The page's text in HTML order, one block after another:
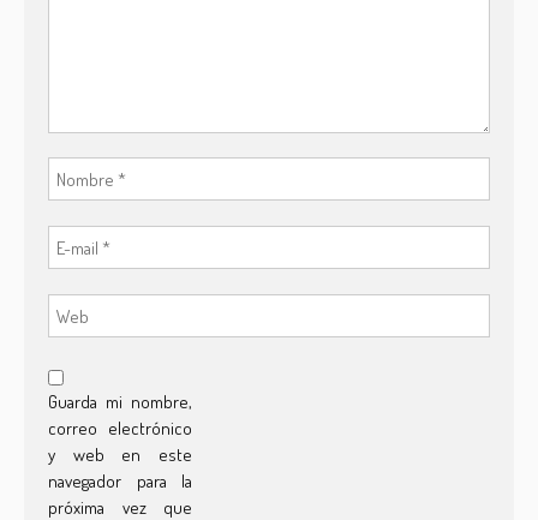
Guarda mi nombre,
correo electrónico
y web en este
navegador para la
próxima vez que